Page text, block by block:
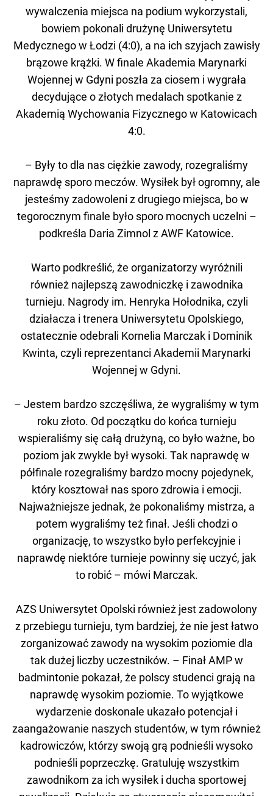
wywalczenia miejsca na podium wykorzystali,
bowiem pokonali drużynę Uniwersytetu
Medycznego w Łodzi (4:0), a na ich szyjach zawisły
brązowe krążki. W finale Akademia Marynarki
Wojennej w Gdyni poszła za ciosem i wygrała
decydujące o złotych medalach spotkanie z
Akademią Wychowania Fizycznego w Katowicach
4:0.
– Były to dla nas ciężkie zawody, rozegraliśmy
naprawdę sporo meczów. Wysiłek był ogromny, ale
jesteśmy zadowoleni z drugiego miejsca, bo w
tegorocznym finale było sporo mocnych uczelni –
podkreśla Daria Zimnol z AWF Katowice.
Warto podkreślić, że organizatorzy wyróżnili
również najlepszą zawodniczkę i zawodnika
turnieju. Nagrody im. Henryka Hołodnika, czyli
działacza i trenera Uniwersytetu Opolskiego,
ostatecznie odebrali Kornelia Marczak i Dominik
Kwinta, czyli reprezentanci Akademii Marynarki
Wojennej w Gdyni.
– Jestem bardzo szczęśliwa, że wygraliśmy w tym
roku złoto. Od początku do końca turnieju
wspieraliśmy się całą drużyną, co było ważne, bo
poziom jak zwykle był wysoki. Tak naprawdę w
półfinale rozegraliśmy bardzo mocny pojedynek,
który kosztował nas sporo zdrowia i emocji.
Najważniejsze jednak, że pokonaliśmy mistrza, a
potem wygraliśmy też finał. Jeśli chodzi o
organizację, to wszystko było perfekcyjnie i
naprawdę niektóre turnieje powinny się uczyć, jak
to robić – mówi Marczak.
AZS Uniwersytet Opolski również jest zadowolony
z przebiegu turnieju, tym bardziej, że nie jest łatwo
zorganizować zawody na wysokim poziomie dla
tak dużej liczby uczestników. – Finał AMP w
badmintonie pokazał, że polscy studenci grają na
naprawdę wysokim poziomie. To wyjątkowe
wydarzenie doskonale ukazało potencjał i
zaangażowanie naszych studentów, w tym również
kadrowiczów, którzy swoją grą podnieśli wysoko
podnieśli poprzeczkę. Gratuluję wszystkim
zawodnikom za ich wysiłek i ducha sportowej